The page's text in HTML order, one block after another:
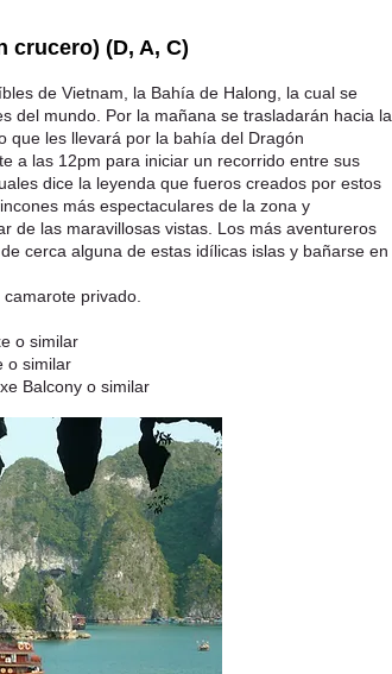
crucero) (D, A, C)
de Vietnam, la Bahía de Halong, la cual se
del mundo. Por la mañana se trasladarán hacia la
que les llevará por la bahía del Dragón
a las 12pm para iniciar un recorrido entre sus
dice la leyenda que fueros creados por estos
más espectaculares de la zona y
de las maravillosas vistas. Los más aventureros
cerca alguna de estas idílicas islas y bañarse en
privado.
o similar
o similar
Balcony o similar